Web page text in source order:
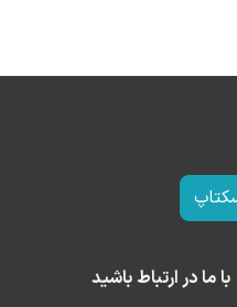
با ما در ارتباط باشید